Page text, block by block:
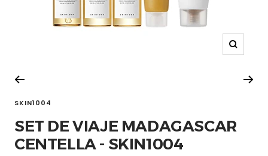
Zoom
SKIN1004
SET DE VIAJE MADAGASCAR
CENTELLA - SKIN1004